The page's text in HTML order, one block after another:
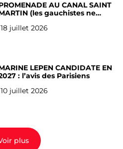
AU CANAL SAINT
(les gauchistes ne
18 juillet 2026
LEPEN CANDIDATE EN
: l’avis des Parisiens
10 juillet 2026
plus